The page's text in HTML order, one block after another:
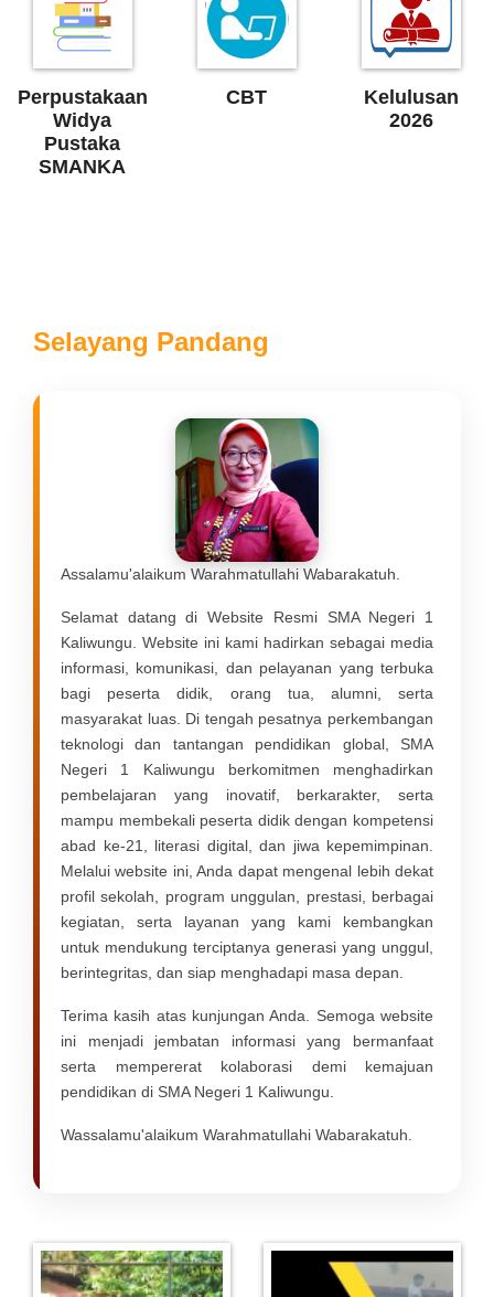
Perpustakaan
Widya
Pustaka
SMANKA
CBT
Kelulusan
2026
Selayang Pandang
Assalamu'alaikum Warahmatullahi Wabarakatuh.
Selamat datang di Website Resmi SMA Negeri 1
Kaliwungu . Website ini kami hadirkan sebagai media
informasi, komunikasi, dan pelayanan yang terbuka
bagi peserta didik, orang tua, alumni, serta
masyarakat luas. Di tengah pesatnya perkembangan
teknologi dan tantangan pendidikan global, SMA
Negeri 1 Kaliwungu berkomitmen menghadirkan
pembelajaran yang inovatif, berkarakter, serta
mampu membekali peserta didik dengan kompetensi
abad ke-21, literasi digital, dan jiwa kepemimpinan.
Melalui website ini, Anda dapat mengenal lebih dekat
profil sekolah, program unggulan, prestasi, berbagai
kegiatan, serta layanan yang kami kembangkan
untuk mendukung terciptanya generasi yang unggul,
berintegritas, dan siap menghadapi masa depan.
Terima kasih atas kunjungan Anda. Semoga website
ini menjadi jembatan informasi yang bermanfaat
serta mempererat kolaborasi demi kemajuan
pendidikan di SMA Negeri 1 Kaliwungu.
Wassalamu'alaikum Warahmatullahi Wabarakatuh.